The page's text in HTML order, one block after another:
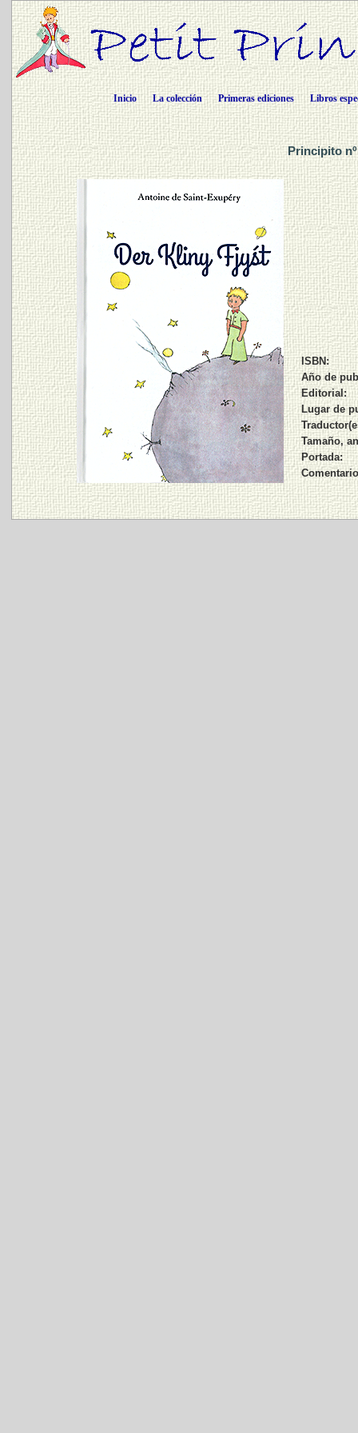
Inicio La colección Primeras ediciones Libros
Principito
ISBN:
Año de
Editorial:
Lugar de
Tamaño,
Portada: